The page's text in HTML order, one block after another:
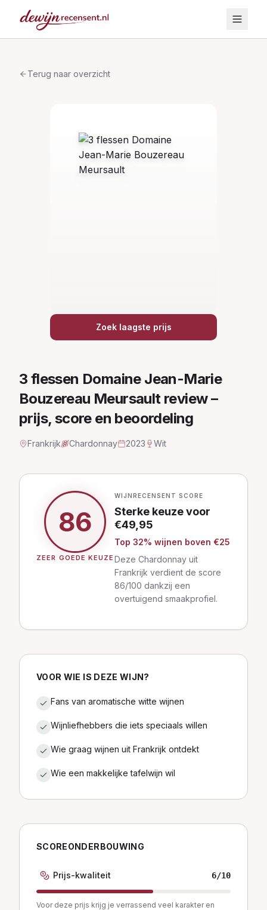
Terug naar overzicht
Zoek laagste prijs
3 flessen Domaine Jean-Marie
Bouzereau Meursaultreview –
prijs, score en beoordeling
Frankrijk Chardonnay 2023 Wit
86
ZEER GOEDE KEUZE
WIJNRECENSENT SCORE
Sterke keuzevoor
€49,95
Top 32% wijnen boven €25
Deze Chardonnay uit
Frankrijk verdient de score
86/100 dankzij een
overtuigend smaakprofiel.
VOOR WIE IS DEZE WIJN?
Fans van aromatische witte wijnen
Wijnliefhebbers die iets speciaals willen
Wie graag wijnen uit Frankrijk ontdekt
Wie een makkelijke tafelwijn wil
SCOREONDERBOUWING
Prijs-kwaliteit 6/10
Voor deze prijs krijg je verrassend veel karakter en